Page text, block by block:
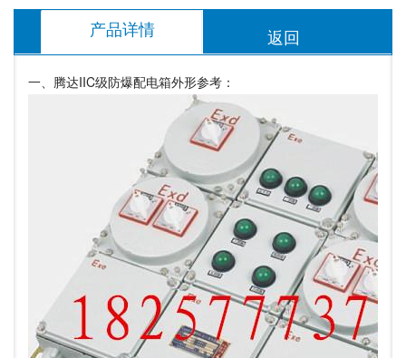
产品详情 返回
一、腾达IIC级防爆配电箱外形参考：